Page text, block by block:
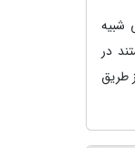
شبیه
در
طریق